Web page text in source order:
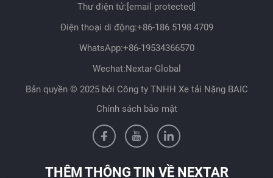
Thư điện tử:[email protected]
Điện thoại di động:+86-186 5198 4709
WhatsApp:+86-19534366570
Wechat:Nextar-Global
Bản quyền © 2025 bởi Công ty TNHH Xe tải Nặng BAIC
Chính sách bảo mật
THÊM THÔNG TIN VỀ NEXTAR